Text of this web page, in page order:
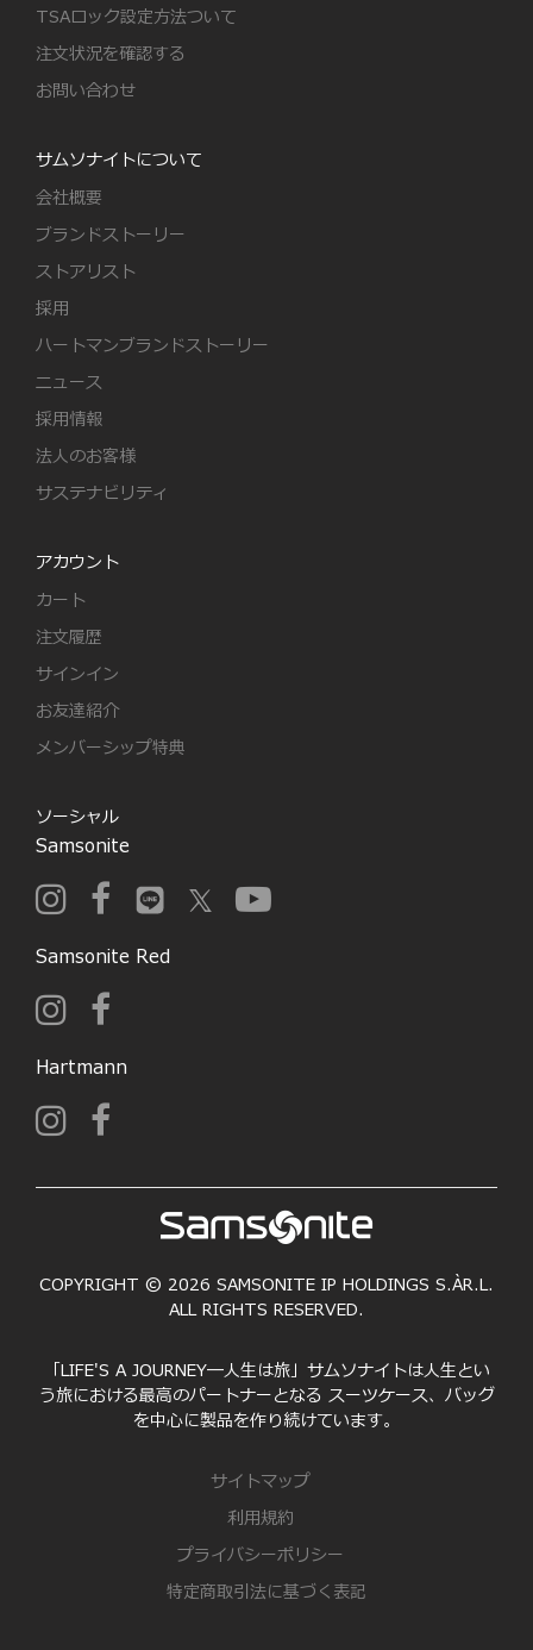
TSAロック設定方法ついて
注文状況を確認する
お問い合わせ
サムソナイトについて
会社概要
ブランドストーリー
ストアリスト
採用
ハートマンブランドストーリー
ニュース
採用情報
法人のお客様
サステナビリティ
アカウント
カート
注文履歴
サインイン
お友達紹介
メンバーシップ特典
ソーシャル
Samsonite
Samsonite Red
Hartmann
COPYRIGHT © 2026 SAMSONITE IP HOLDINGS S.ÀR.L.
ALL RIGHTS RESERVED.
「LIFE'S A JOURNEY―人生は旅」サムソナイトは人生とい
う旅における最高のパートナーとなる スーツケース、バッグ
を中心に製品を作り続けています。
サイトマップ
利用規約
プライバシーポリシー
特定商取引法に基づく表記